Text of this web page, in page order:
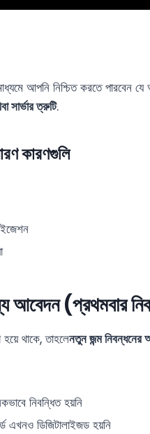
আপনি নিশ্চিত করতে পারবেন
সার্ভার ত্রুটি.
কারণগুলি
আবেদন (প্রথমবার
থাকে, তাহলেনতুন জন্ম নিবন্ধনের
নিবন্ধিত হয়নি
এখনও ডিজিটালাইজড হয়নি